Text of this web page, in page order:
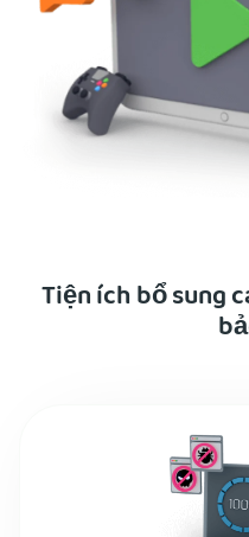
Tiện ích bổ sung